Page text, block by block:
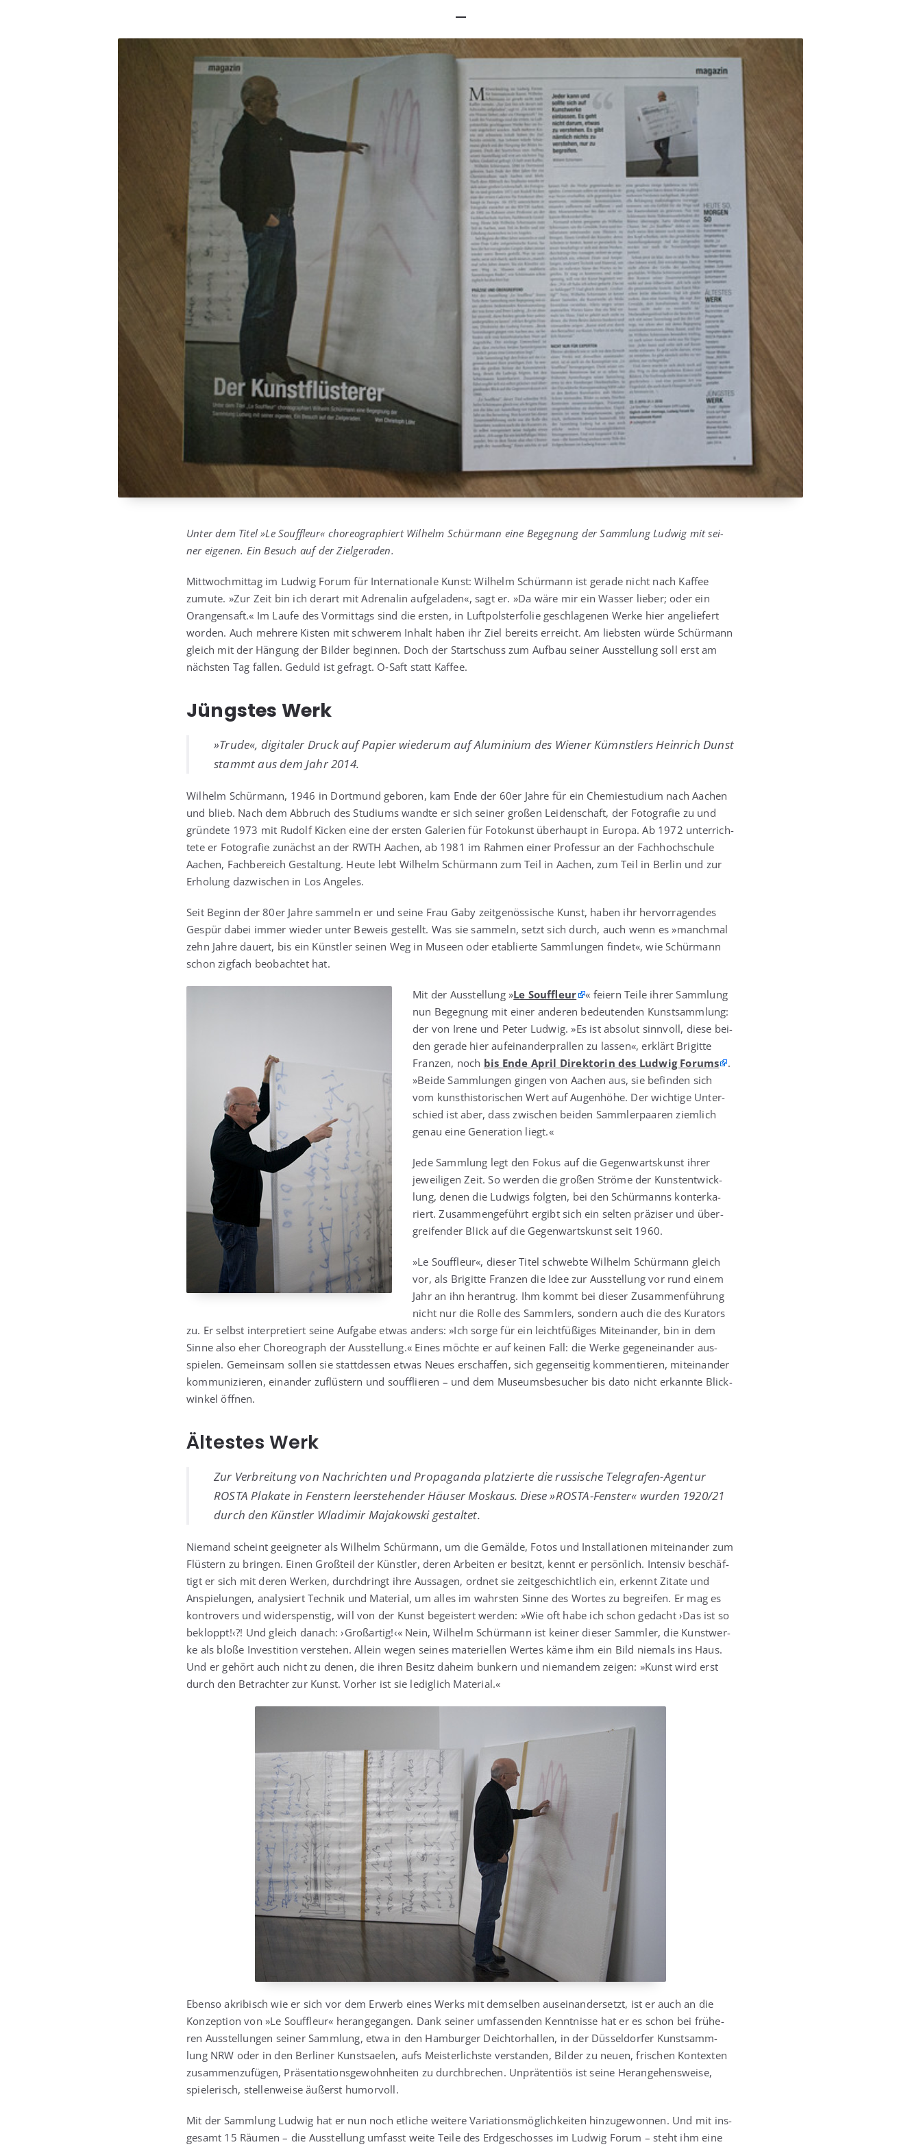
Unter dem Titel »Le Souf­fleur« cho­reo­gra­phiert Wil­helm Schür­mann eine Begeg­nung der Samm­lung Lud­wig mit sei­
ner eige­nen. Ein Besuch auf der Zielgeraden.
Mitt­woch­mit­tag im Lud­wig Forum für Inter­na­tio­na­le Kunst: Wil­helm Schür­mann ist gera­de nicht nach Kaf­fee
zumu­te. »Zur Zeit bin ich der­art mit Adre­na­lin auf­ge­la­den«, sagt er. »Da wäre mir ein Was­ser lie­ber; oder ein
Oran­gen­saft.« Im Lau­fe des Vor­mit­tags sind die ers­ten, in Luft­pols­ter­fo­lie geschla­ge­nen Wer­ke hier ange­lie­fert
wor­den. Auch meh­re­re Kis­ten mit schwe­rem Inhalt haben ihr Ziel bereits erreicht. Am liebs­ten wür­de Schür­mann
gleich mit der Hän­gung der Bil­der begin­nen. Doch der Start­schuss zum Auf­bau sei­ner Aus­stel­lung soll erst am
nächs­ten Tag fal­len. Geduld ist gefragt. O‑Saft statt Kaffee.
Jüngstes Werk
»Tru­de«, digi­ta­ler Druck auf Papier wie­der­um auf Alu­mi­ni­um des Wie­ner Kümnst­lers Hein­rich Dunst
stammt aus dem Jahr 2014.
Wil­helm Schür­mann, 1946 in Dort­mund gebo­ren, kam Ende der 60er Jah­re für ein Che­mie­stu­di­um nach Aachen
und blieb. Nach dem Abbruch des Stu­di­ums wand­te er sich sei­ner gro­ßen Lei­den­schaft, der Foto­gra­fie zu und
grün­de­te 1973 mit Rudolf Kicken eine der ers­ten Gale­rien für Foto­kunst über­haupt in Euro­pa. Ab 1972 unter­rich­
te­te er Foto­gra­fie zunächst an der RWTH Aachen, ab 1981 im Rah­men einer Pro­fes­sur an der Fach­hoch­schu­le
Aachen, Fach­be­reich Gestal­tung. Heu­te lebt Wil­helm Schür­mann zum Teil in Aachen, zum Teil in Ber­lin und zur
Erho­lung dazwi­schen in Los Angeles.
Seit Beginn der 80er Jah­re sam­meln er und sei­ne Frau Gaby zeit­ge­nös­si­sche Kunst, haben ihr her­vor­ra­gen­des
Gespür dabei immer wie­der unter Beweis gestellt. Was sie sam­meln, setzt sich durch, auch wenn es »manch­mal
zehn Jah­re dau­ert, bis ein Künst­ler sei­nen Weg in Muse­en oder eta­blier­te Samm­lun­gen fin­det«, wie Schür­mann
schon zig­fach beob­ach­tet hat.
Mit der Aus­stel­lung »Le Souf­fleur
« fei­ern Tei­le ihrer Samm­lung
nun Begeg­nung mit einer ande­ren bedeu­ten­den Kunst­samm­lung:
der von Ire­ne und Peter Lud­wig. »Es ist abso­lut sinn­voll, die­se bei­
den gera­de hier auf­ein­an­der­pral­len zu las­sen«, erklärt Bri­git­te
Fran­zen, noch bis Ende April Direk­to­rin des Lud­wig Forums
.
»Bei­de Samm­lun­gen gin­gen von Aachen aus, sie befin­den sich
vom kunst­his­to­ri­schen Wert auf Augen­hö­he. Der wich­ti­ge Unter­
schied ist aber, dass zwi­schen bei­den Samm­ler­paa­ren ziem­lich
genau eine Gene­ra­ti­on liegt.«
Jede Samm­lung legt den Fokus auf die Gegen­warts­kunst ihrer
jewei­li­gen Zeit. So wer­den die gro­ßen Strö­me der Kunst­ent­wick­
lung, denen die Lud­wigs folg­ten, bei den Schür­manns kon­ter­ka­
riert. Zusam­men­ge­führt ergibt sich ein sel­ten prä­zi­ser und über­
grei­fen­der Blick auf die Gegen­warts­kunst seit 1960.
»Le Souf­fleur«, die­ser Titel schweb­te Wil­helm Schür­mann gleich
vor, als Bri­git­te Fran­zen die Idee zur Aus­stel­lung vor rund einem
Jahr an ihn her­an­trug. Ihm kommt bei die­ser Zusam­men­füh­rung
nicht nur die Rol­le des Samm­lers, son­dern auch die des Kura­tors
zu. Er selbst inter­pre­tiert sei­ne Auf­ga­be etwas anders: »Ich sor­ge für ein leicht­fü­ßi­ges Mit­ein­an­der, bin in dem
Sin­ne also eher Cho­reo­graph der Aus­stel­lung.« Eines möch­te er auf kei­nen Fall: die Wer­ke gegen­ein­an­der aus­
spie­len. Gemein­sam sol­len sie statt­des­sen etwas Neu­es erschaf­fen, sich gegen­sei­tig kom­men­tie­ren, mit­ein­an­der
kom­mu­ni­zie­ren, ein­an­der zuflüs­tern und souf­flie­ren – und dem Muse­ums­be­su­cher bis dato nicht erkann­te Blick­
win­kel öffnen.
Ältestes Werk
Zur Ver­brei­tung von Nach­rich­ten und Pro­pa­gan­da plat­zier­te die rus­si­sche Tele­gra­fen-Agen­tur
ROSTA Pla­ka­te in Fens­tern leer­ste­hen­der Häu­ser Mos­kaus. Die­se »ROS­TA-Fens­ter« wur­den 1920/​21
durch den Künst­ler Wla­di­mir Maja­kow­ski gestaltet.
Nie­mand scheint geeig­ne­ter als Wil­helm Schür­mann, um die Gemäl­de, Fotos und Instal­la­tio­nen mit­ein­an­der zum
Flüs­tern zu brin­gen. Einen Groß­teil der Künst­ler, deren Arbei­ten er besitzt, kennt er per­sön­lich. Inten­siv beschäf­
tigt er sich mit deren Wer­ken, durch­dringt ihre Aus­sa­gen, ord­net sie zeit­ge­schicht­lich ein, erkennt Zita­te und
Anspie­lun­gen, ana­ly­siert Tech­nik und Mate­ri­al, um alles im wahrs­ten Sin­ne des Wor­tes zu begrei­fen. Er mag es
kon­tro­vers und wider­spens­tig, will von der Kunst begeis­tert wer­den: »Wie oft habe ich schon gedacht ›Das ist so
bekloppt!‹?! Und gleich danach: ›Groß­ar­tig!‹« Nein, Wil­helm Schür­mann ist kei­ner die­ser Samm­ler, die Kunst­wer­
ke als blo­ße Inves­ti­ti­on ver­ste­hen. Allein wegen sei­nes mate­ri­el­len Wer­tes käme ihm ein Bild nie­mals ins Haus.
Und er gehört auch nicht zu denen, die ihren Besitz daheim bun­kern und nie­man­dem zei­gen: »Kunst wird erst
durch den Betrach­ter zur Kunst. Vor­her ist sie ledig­lich Material.«
Eben­so akri­bisch wie er sich vor dem Erwerb eines Werks mit dem­sel­ben aus­ein­an­der­setzt, ist er auch an die
Kon­zep­ti­on von »Le Souf­fleur« her­an­ge­gan­gen. Dank sei­ner umfas­sen­den Kennt­nis­se hat er es schon bei frü­he­
ren Aus­stel­lun­gen sei­ner Samm­lung, etwa in den Ham­bur­ger Deich­tor­hal­len, in der Düs­sel­dor­fer Kunst­samm­
lung NRW oder in den Ber­li­ner Kunst­sae­len, aufs Meis­ter­lichs­te ver­stan­den, Bil­der zu neu­en, fri­schen Kon­tex­ten
zusam­men­zu­fü­gen, Prä­sen­ta­ti­ons­ge­wohn­hei­ten zu durch­bre­chen. Unprä­ten­ti­ös ist sei­ne Her­an­ge­hens­wei­se,
spie­le­risch, stel­len­wei­se äußerst humorvoll.
Mit der Samm­lung Lud­wig hat er nun noch etli­che wei­te­re Varia­ti­ons­mög­lich­kei­ten hin­zu­ge­won­nen. Und mit ins­
ge­samt 15 Räu­men – die Aus­stel­lung umfasst wei­te Tei­le des Erd­ge­schos­ses im Lud­wig Forum – steht ihm eine